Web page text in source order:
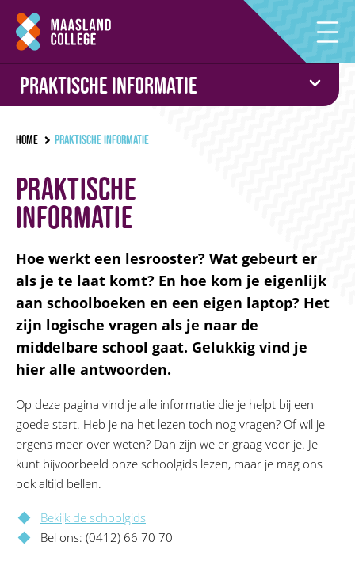
Praktische informatie
Home Praktische informatie
Praktische
informatie
Hoe werkt een lesrooster? Wat gebeurt er
als je te laat komt? En hoe kom je eigenlijk
aan schoolboeken en een eigen laptop? Het
zijn logische vragen als je naar de
middelbare school gaat. Gelukkig vind je
hier alle antwoorden.
Op deze pagina vind je alle informatie die je helpt bij een
goede start. Heb je na het lezen toch nog vragen? Of wil je
ergens meer over weten? Dan zijn we er graag voor je. Je
kunt bijvoorbeeld onze schoolgids lezen, maar je mag ons
ook altijd bellen.
Bekijk de schoolgids
Bel ons: (0412) 66 70 70